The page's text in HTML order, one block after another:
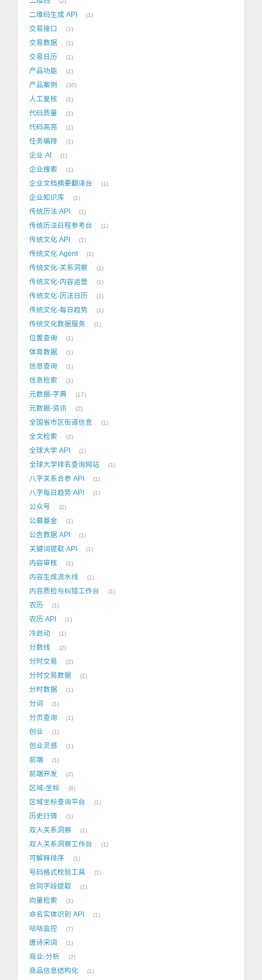
二维码生成 API 1
交易接口 1
交易数据 1
交易日历 1
产品功能 1
产品案例 30
人工复核 1
代码质量 1
代码高亮 1
任务编排 1
企业 AI 1
企业搜索 1
企业文档摘要翻译台 1
企业知识库 1
传统历法 API 1
传统历法日程参考台 1
传统文化 API 1
传统文化 Agent 1
传统文化-关系洞察 1
传统文化-内容运营 1
传统文化-历法日历 1
传统文化-每日趋势 1
传统文化数据服务 1
位置查询 1
体育数据 1
信息查询 1
信息检索 1
元数据-字典 17
元数据-资讯 2
全国省市区街道信息 1
全文检索 2
全球大学 API 1
全球大学排名查询网站 1
八字关系合参 API 1
八字每日趋势 API 1
公众号 2
公募基金 1
公告数据 API 1
关键词提取 API 1
内容审核 1
内容生成流水线 1
内容质检与纠错工作台 1
农历 1
农历 API 1
冷启动 1
分数线 2
分时交易 2
分时交易数据 2
分时数据 1
分词 1
分页查询 1
创业 1
创业灵感 1
前端 1
前端开发 2
区域-坐标 9
区域坐标查询平台 1
历史行情 1
双人关系洞察 1
双人关系洞察工作台 1
可解释排序 1
号码格式校验工具 1
合同字段提取 1
向量检索 1
命名实体识别 API 1
咕咕监控 7
唐诗宋词 1
商业-分析 2
商品信息结构化 1